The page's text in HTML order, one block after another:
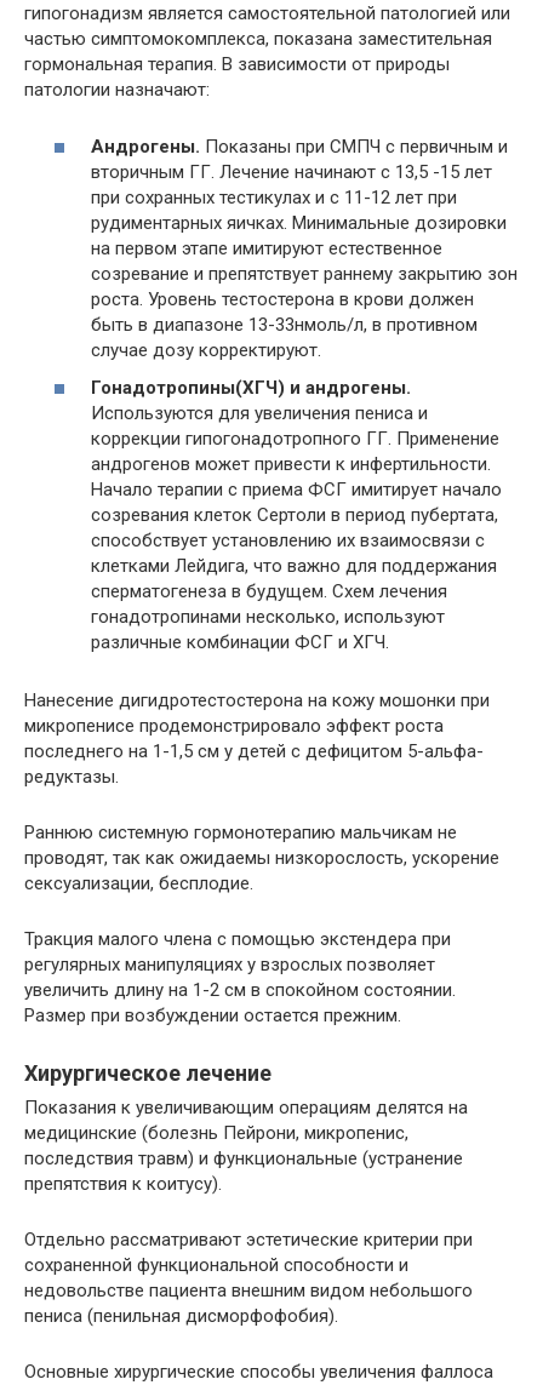
гипогонадизм является самостоятельной патологией или
частью симптомокомплекса, показана заместительная
гормональная терапия. В зависимости от природы
патологии назначают:
Андрогены. Показаны при СМПЧ с первичным и
вторичным ГГ. Лечение начинают с 13,5 -15 лет
при сохранных тестикулах и с 11-12 лет при
рудиментарных яичках. Минимальные дозировки
на первом этапе имитируют естественное
созревание и препятствует раннему закрытию зон
роста. Уровень тестостерона в крови должен
быть в диапазоне 13-33нмоль/л, в противном
случае дозу корректируют.
Гонадотропины(ХГЧ) и андрогены.
Используются для увеличения пениса и
коррекции гипогонадотропного ГГ. Применение
андрогенов может привести к инфертильности.
Начало терапии с приема ФСГ имитирует начало
созревания клеток Сертоли в период пубертата,
способствует установлению их взаимосвязи с
клетками Лейдига, что важно для поддержания
сперматогенеза в будущем. Схем лечения
гонадотропинами несколько, используют
различные комбинации ФСГ и ХГЧ.
Нанесение дигидротестостерона на кожу мошонки при
микропенисе продемонстрировало эффект роста
последнего на 1-1,5 см у детей с дефицитом 5-альфа-
редуктазы.
Раннюю системную гормонотерапию мальчикам не
проводят, так как ожидаемы низкорослость, ускорение
сексуализации, бесплодие.
Тракция малого члена с помощью экстендера при
регулярных манипуляциях у взрослых позволяет
увеличить длину на 1-2 см в спокойном состоянии.
Размер при возбуждении остается прежним.
Хирургическое лечение
Показания к увеличивающим операциям делятся на
медицинские (болезнь Пейрони, микропенис,
последствия травм) и функциональные (устранение
препятствия к коитусу).
Отдельно рассматривают эстетические критерии при
сохраненной функциональной способности и
недовольстве пациента внешним видом небольшого
пениса (пенильная дисморфофобия).
Основные хирургические способы увеличения фаллоса